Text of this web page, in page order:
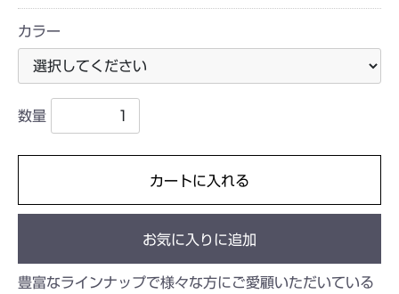
カラー
数量
カートに入れる
お気に入りに追加
豊富なラインナップで様々な方にご愛顧いただいている